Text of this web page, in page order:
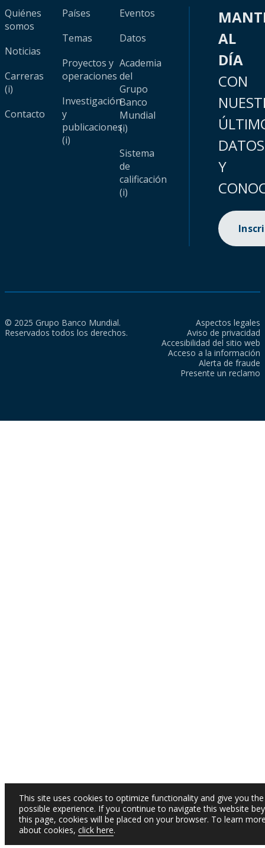
Quiénes
somos
Noticias
Carreras
(i)
Contacto
Países
Temas
Proyectos y
operaciones
Investigación
y
publicaciones
(i)
Eventos
Datos
Academia
del
Grupo
Banco
Mundial
(i)
Sistema
de
calificación
(i)
AL
DÍA
CON
DATOS
Y
© 2025 Grupo Banco Mundial.
Reservados todos los derechos.
Aspectos legales
Aviso de privacidad
Accesibilidad del sitio web
Acceso a la información
Alerta de fraude
Presente un reclamo
This site uses cookies to optimize functionality and give you
possible experience. If you continue to navigate this website
this page, cookies will be placed on your browser. To learn
about cookies, click here.